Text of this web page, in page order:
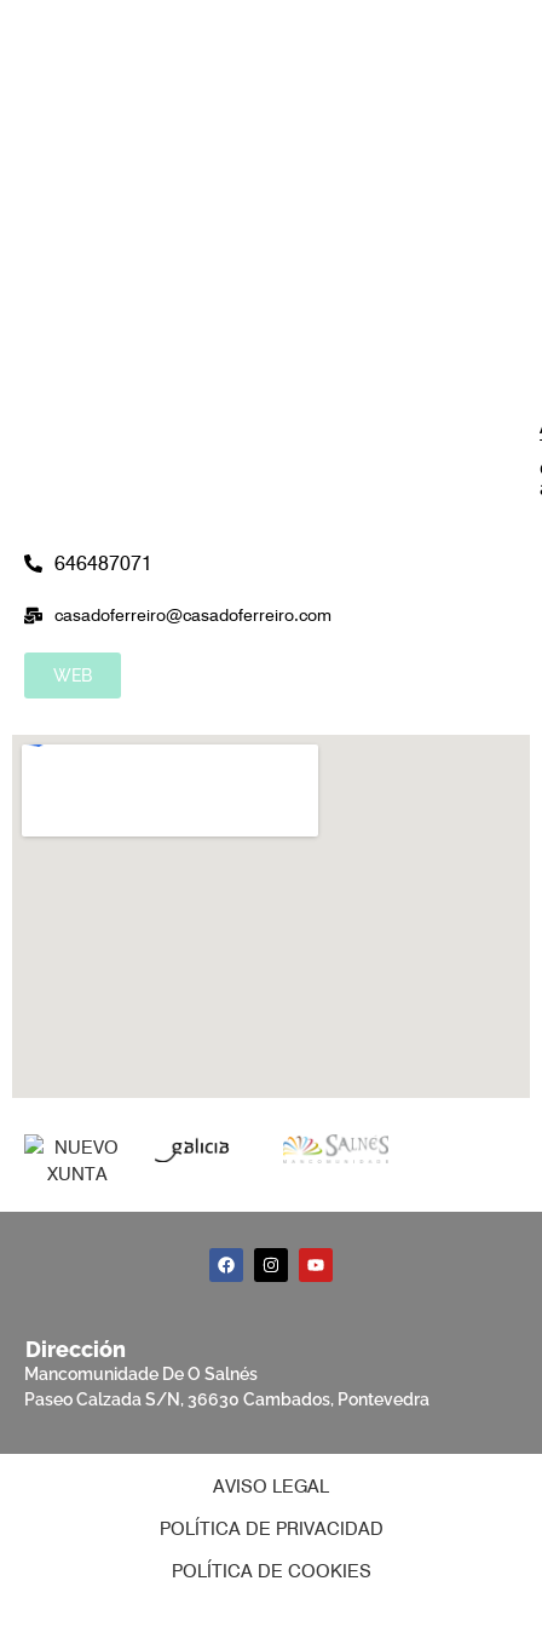
646487071
casadoferreiro@casadoferreiro.com
WEB
Dirección
Mancomunidade De O Salnés
Paseo Calzada S/N, 36630 Cambados, Pontevedra
AVISO LEGAL
POLÍTICA DE PRIVACIDAD
POLÍTICA DE COOKIES